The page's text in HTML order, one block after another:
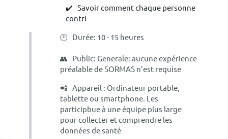
✔️ Savoir comment chaque personne
contri
🕑 Durée: 10 - 15 heures
👥 Public: Generale: aucune expérience
préalable de SORMAS n'est requise
📲 Appareil : Ordinateur portable,
tablette ou smartphone. Les
participbue à une équipe plus large
pour collecter et comprendre les
données de santé